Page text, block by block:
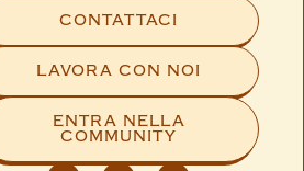
CONTATTACI
LAVORA CON NOI
ENTRA NELLA
COMMUNITY